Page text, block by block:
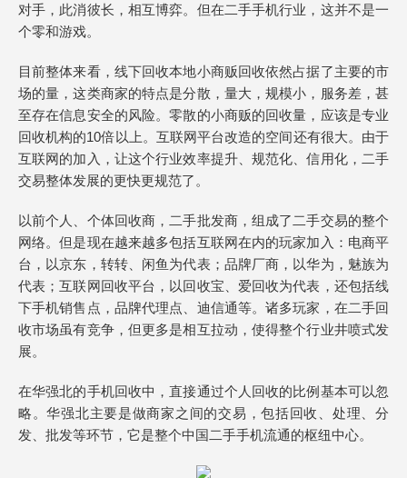
对手，此消彼长，相互博弈。但在二手手机行业，这并不是一
个零和游戏。
目前整体来看，线下回收本地小商贩回收依然占据了主要的市
场的量，这类商家的特点是分散，量大，规模小，服务差，甚
至存在信息安全的风险。零散的小商贩的回收量，应该是专业
回收机构的10倍以上。互联网平台改造的空间还有很大。由于
互联网的加入，让这个行业效率提升、规范化、信用化，二手
交易整体发展的更快更规范了。
以前个人、个体回收商，二手批发商，组成了二手交易的整个
网络。但是现在越来越多包括互联网在内的玩家加入：电商平
台，以京东，转转、闲鱼为代表；品牌厂商，以华为，魅族为
代表；互联网回收平台，以回收宝、爱回收为代表，还包括线
下手机销售点，品牌代理点、迪信通等。诸多玩家，在二手回
收市场虽有竞争，但更多是相互拉动，使得整个行业井喷式发
展。
在华强北的手机回收中，直接通过个人回收的比例基本可以忽
略。华强北主要是做商家之间的交易，包括回收、处理、分
发、批发等环节，它是整个中国二手手机流通的枢纽中心。